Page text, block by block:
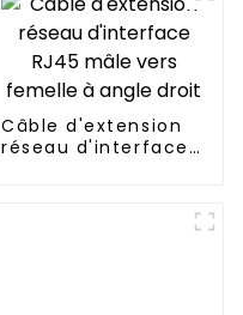
Câble d'extension
réseau d'interface